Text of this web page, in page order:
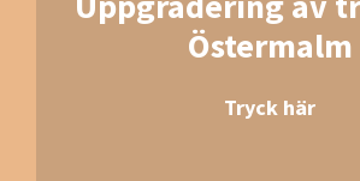
Östermalm
Tryck här